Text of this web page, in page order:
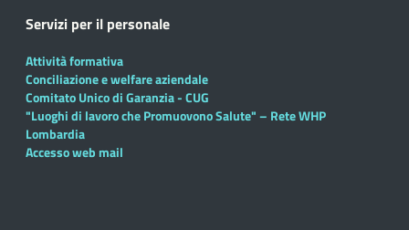
Servizi per il personale
Attività formativa
Conciliazione e welfare aziendale
Comitato Unico di Garanzia - CUG
"Luoghi di lavoro che Promuovono Salute" – Rete WHP
Lombardia
Accesso web mail